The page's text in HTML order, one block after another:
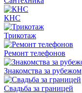
КНС
Трикотаж
Ремонт телефонов
Знакомства за рубежом
Свадьба за границей